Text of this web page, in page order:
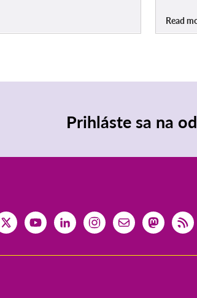
Read
Prihláste sa na